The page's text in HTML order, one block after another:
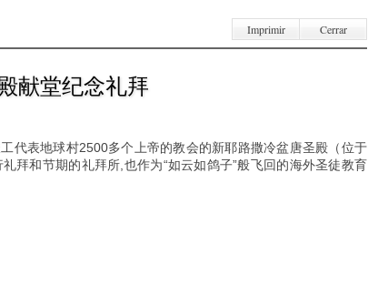
Imprimir Cerrar
献堂纪念礼拜
代表地球村2500多个上帝的教会的新耶路撒冷盆唐圣殿（位于
拜和节期的礼拜所,也作为“如云如鸽子”般飞回的海外圣徒教育